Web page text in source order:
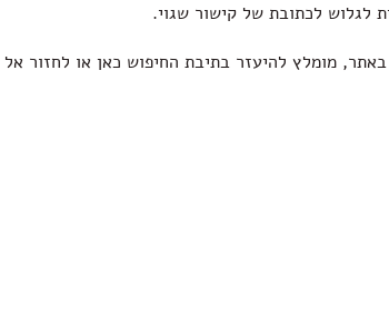
לגלוש לכתובת של קישור שגוי.
מומלץ להיעזר בתיבת החיפוש כאן או לחזור אל